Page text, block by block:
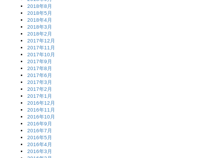
2018年8月
2018年5月
2018年4月
2018年3月
2018年2月
2017年12月
2017年11月
2017年10月
2017年9月
2017年8月
2017年6月
2017年3月
2017年2月
2017年1月
2016年12月
2016年11月
2016年10月
2016年9月
2016年7月
2016年5月
2016年4月
2016年3月